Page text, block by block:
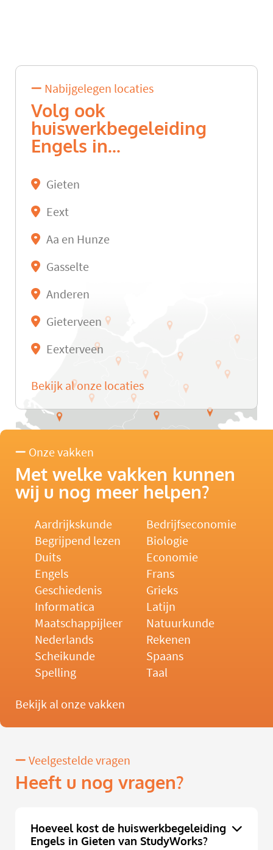
Nabijgelegen locaties
Volg ook
huiswerkbegeleiding
Engels in...
Gieten
Eext
Aa en Hunze
Gasselte
Anderen
Gieterveen
Eexterveen
Bekijk al onze locaties
Onze vakken
Met welke vakken kunnen
wij u nog meer helpen?
Aardrijkskunde
Bedrijfseconomie
Begrijpend lezen
Biologie
Duits
Economie
Engels
Frans
Geschiedenis
Grieks
Informatica
Latijn
Maatschappijleer
Natuurkunde
Nederlands
Rekenen
Scheikunde
Spaans
Spelling
Taal
Bekijk al onze vakken
Veelgestelde vragen
Heeft u nog vragen?
Hoeveel kost de huiswerkbegeleiding
Engels in Gieten van StudyWorks?